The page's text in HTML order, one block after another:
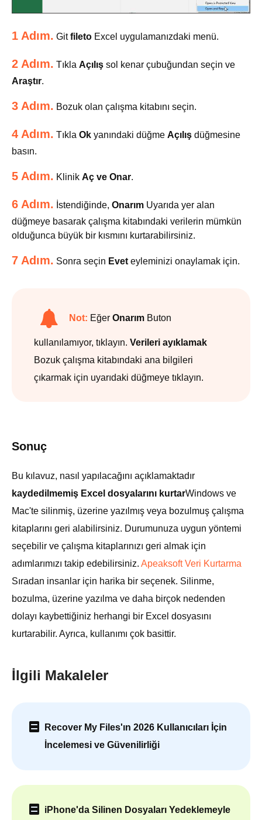
1 Adım. Gitfileto Excel uygulamanızdaki menü.
2 Adım. Tıkla Açılış sol kenar çubuğundan seçin ve
Araştır.
3 Adım. Bozuk olan çalışma kitabını seçin.
4 Adım. Tıkla Ok yanındaki düğme Açılış düğmesine
basın.
5 Adım. Klinik Aç ve Onar.
6 Adım. İstendiğinde, Onarım Uyarıda yer alan
düğmeye basarak çalışma kitabındaki verilerin mümkün
olduğunca büyük bir kısmını kurtarabilirsiniz.
7 Adım. Sonra seçin Evet eyleminizi onaylamak için.
Not: Eğer Onarım Buton
kullanılamıyor, tıklayın. Verileri ayıklamak
Bozuk çalışma kitabındaki ana bilgileri
çıkarmak için uyarıdaki düğmeye tıklayın.
Sonuç
Bu kılavuz, nasıl yapılacağını açıklamaktadır
kaydedilmemiş Excel dosyalarını kurtarWindows ve
Mac'te silinmiş, üzerine yazılmış veya bozulmuş çalışma
kitaplarını geri alabilirsiniz. Durumunuza uygun yöntemi
seçebilir ve çalışma kitaplarınızı geri almak için
adımlarımızı takip edebilirsiniz. Apeaksoft Veri Kurtarma
Sıradan insanlar için harika bir seçenek. Silinme,
bozulma, üzerine yazılma ve daha birçok nedenden
dolayı kaybettiğiniz herhangi bir Excel dosyasını
kurtarabilir. Ayrıca, kullanımı çok basittir.
İlgili Makaleler
Recover My Files'ın 2026 Kullanıcıları İçin
İncelemesi ve Güvenilirliği
iPhone'da Silinen Dosyaları Yedeklemeyle